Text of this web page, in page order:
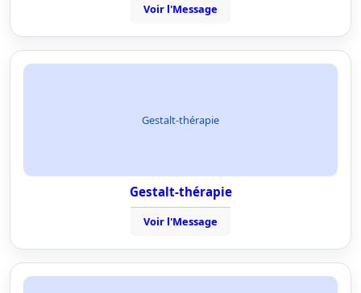
Voir l'Message
Gestalt-thérapie
Gestalt-thérapie
Voir l'Message